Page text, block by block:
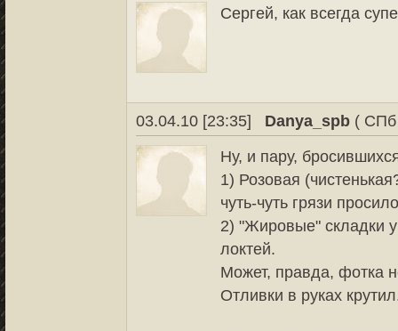
Сергей, как всегда
03.04.10 [23:35] Danya_spb (
Ну, и пару,
1) Розовая
чуть-чуть грязи
2) "Жировые" складки у
локтей.
Может, правда, фотка
Отливки в руках